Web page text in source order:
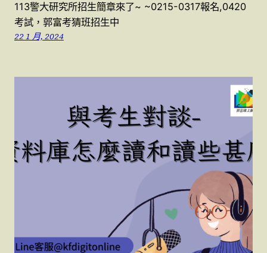
113警大研究所招生簡章來了~ ~0215-0317報名,0420
考試，郭富考猜班招生中
22 1 月, 2024